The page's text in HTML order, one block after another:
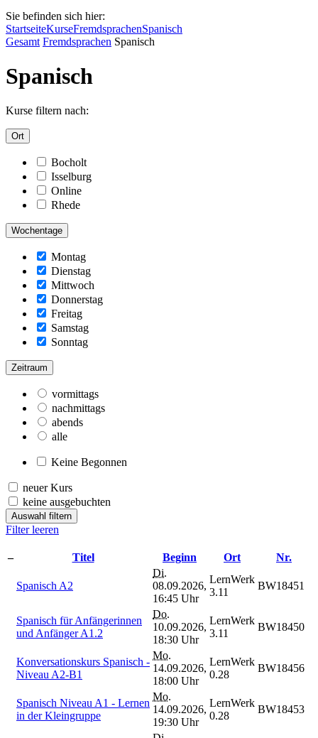
Sie befinden sich hier:
StartseiteKurseFremdsprachenSpanisch
Gesamt Fremdsprachen Spanisch
Spanisch
Kurse filtern nach:
Ort
Bocholt
Isselburg
Online
Rhede
Wochentage
Montag
Dienstag
Mittwoch
Donnerstag
Freitag
Samstag
Sonntag
Zeitraum
vormittags
nachmittags
abends
alle
Keine Begonnen
neuer Kurs
keine ausgebuchten
Auswahl filtern
Filter leeren
– Titel Beginn Ort Nr.
Spanisch A2
Di.
08.09.2026,
16:45 Uhr
LernWerk
3.11
BW18451
Spanisch für Anfängerinnen
und Anfänger A1.2
Do.
10.09.2026,
18:30 Uhr
LernWerk
3.11
BW18450
Konversationskurs Spanisch -
Niveau A2-B1
Mo.
14.09.2026,
18:00 Uhr
LernWerk
0.28
BW18456
Spanisch Niveau A1 - Lernen
in der Kleingruppe
Mo.
14.09.2026,
19:30 Uhr
LernWerk
0.28
BW18453